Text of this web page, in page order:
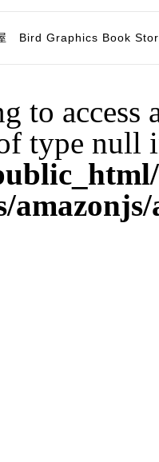
Bird Graphics Book
to access
type null